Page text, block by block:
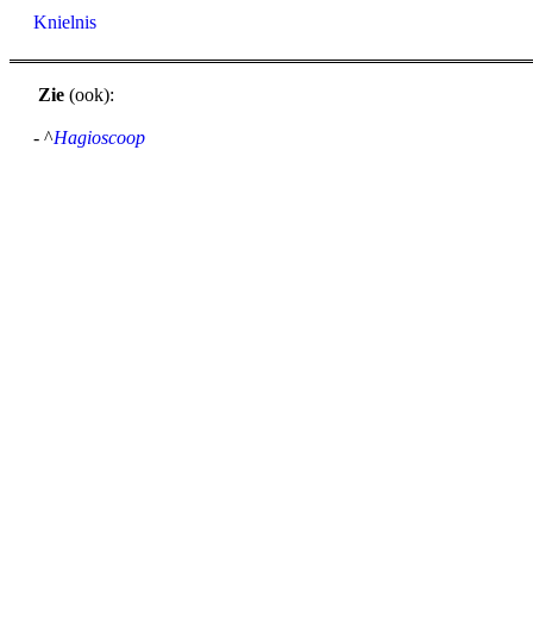
Knielnis
Zie (ook):
- ^Hagioscoop